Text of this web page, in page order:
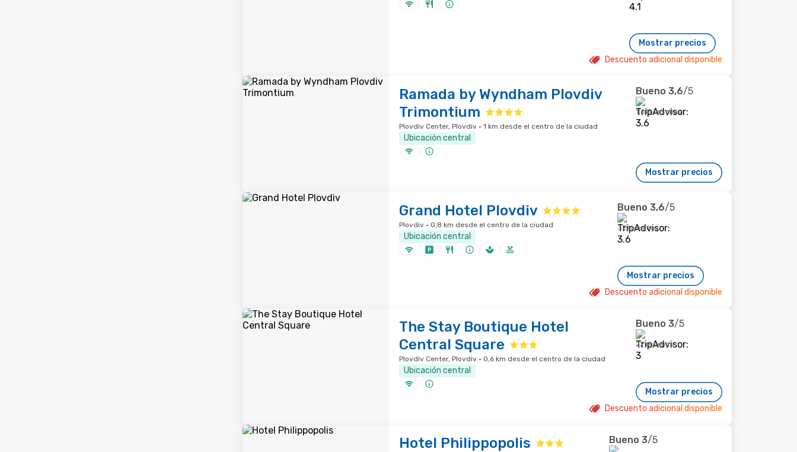
Mostrar precios
Descuento adicional disponible
Ramada by Wyndham Plovdiv
Trimontium
Plovdiv Center, Plovdiv · 1 km desde el centro de la ciudad
Ubicación central
Bueno 3,6/5
1.619 reseñas
Mostrar precios
Grand Hotel Plovdiv
Plovdiv · 0,8 km desde el centro de la ciudad
Ubicación central
Bueno 3,6/5
321 reseñas
Mostrar precios
Descuento adicional disponible
The Stay Boutique Hotel
Central Square
Plovdiv Center, Plovdiv · 0,6 km desde el centro de la ciudad
Ubicación central
Bueno 3/5
22 reseñas
Mostrar precios
Descuento adicional disponible
Hotel Philippopolis Bueno 3/5